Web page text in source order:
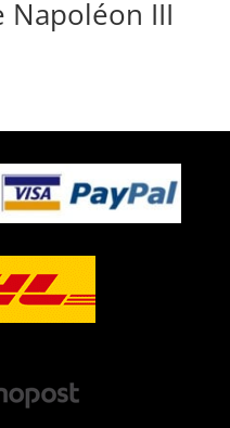
Napoléon III